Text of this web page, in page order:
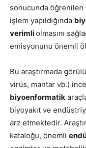
sonucunda
işlem yapıldığında
verimliolmasını
emisyonunu önemli
Bu araştırmada
virüs, mantar vb.)
biyoenformatik
biyoyakıt ve
arz etmektedir.
kataloğu, önemli